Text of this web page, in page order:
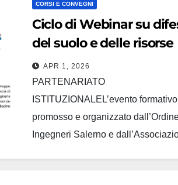
CORSI E CONVEGNI
Ciclo di Webinar su
del suolo e delle risorse
idriche
APR 1, 2026
PARTENARIATO
ISTITUZIONALEL’evento
promosso e organizzato
Ingegneri Salerno e